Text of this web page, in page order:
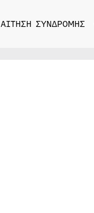
ΑΙΤΗΣΗ ΣΥΝΔΡΟΜΗΣ